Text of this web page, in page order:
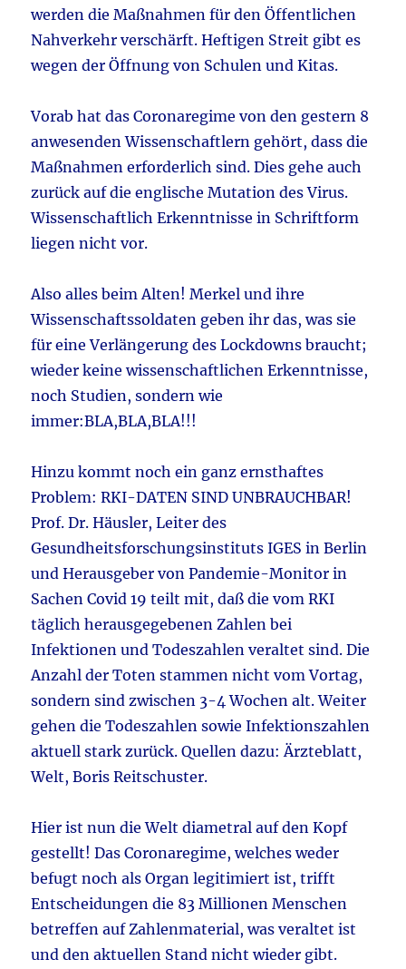
werden die Maßnahmen für den Öffentlichen
Nahverkehr verschärft. Heftigen Streit gibt es
wegen der Öffnung von Schulen und Kitas.
Vorab hat das Coronaregime von den gestern 8
anwesenden Wissenschaftlern gehört, dass die
Maßnahmen erforderlich sind. Dies gehe auch
zurück auf die englische Mutation des Virus.
Wissenschaftlich Erkenntnisse in Schriftform
liegen nicht vor.
Also alles beim Alten! Merkel und ihre
Wissenschaftssoldaten geben ihr das, was sie
für eine Verlängerung des Lockdowns braucht;
wieder keine wissenschaftlichen Erkenntnisse,
noch Studien, sondern wie
immer:BLA,BLA,BLA!!!
Hinzu kommt noch ein ganz ernsthaftes
Problem: RKI-DATEN SIND UNBRAUCHBAR!
Prof. Dr. Häusler, Leiter des
Gesundheitsforschungsinstituts IGES in Berlin
und Herausgeber von Pandemie-Monitor in
Sachen Covid 19 teilt mit, daß die vom RKI
täglich herausgegebenen Zahlen bei
Infektionen und Todeszahlen veraltet sind. Die
Anzahl der Toten stammen nicht vom Vortag,
sondern sind zwischen 3-4 Wochen alt. Weiter
gehen die Todeszahlen sowie Infektionszahlen
aktuell stark zurück. Quellen dazu: Ärzteblatt,
Welt, Boris Reitschuster.
Hier ist nun die Welt diametral auf den Kopf
gestellt! Das Coronaregime, welches weder
befugt noch als Organ legitimiert ist, trifft
Entscheidungen die 83 Millionen Menschen
betreffen auf Zahlenmaterial, was veraltet ist
und den aktuellen Stand nicht wieder gibt.